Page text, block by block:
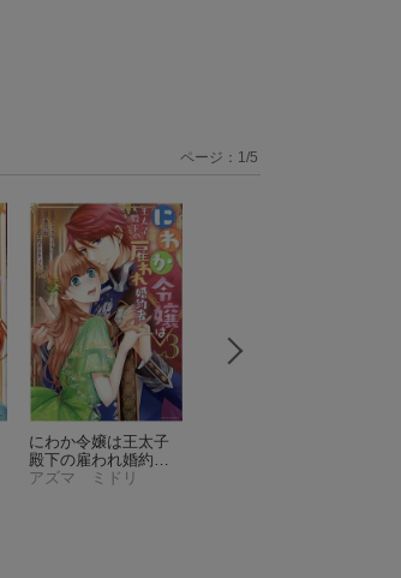
にわか令嬢は王太子
殿下の雇われ婚約
者 3巻
（ZERO-SUM
アズマ ミドリ
ページ： 1/5